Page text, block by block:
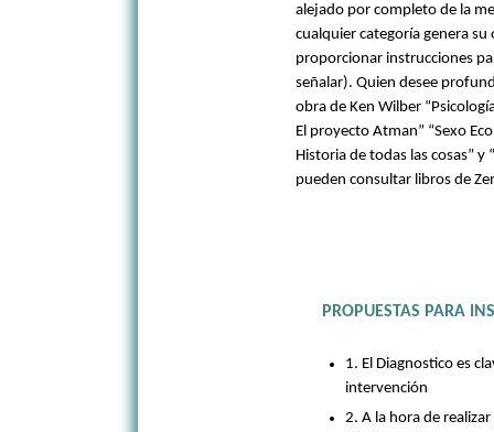
alejado por completo de la
cualquier categoría genera
proporcionar instrucciones
señalar). Quien desee
obra de Ken Wilber
El proyecto Atman” “Sexo
Historia de todas las cosas” y
pueden consultar libros de
PROPUESTAS PARA
1. El Diagnostico es
intervención
2. A la hora de